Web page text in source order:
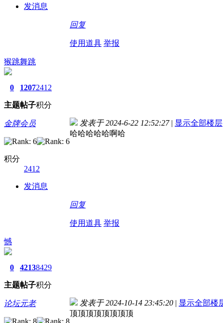
发消息
回复
使用道具 举报
猴跳舞跳
0
主题
1207
帖子
2412
积分
金牌会员
积分
2412
发消息
发表于 2024-6-22 12:52:27 | 显示全部楼层
哈哈哈哈哈啊哈
回复
使用道具 举报
憾
0
主题
4213
帖子
8429
积分
论坛元老 发表于 2024-10-14 23:45:20 | 显示全部楼
顶顶顶顶顶顶顶顶